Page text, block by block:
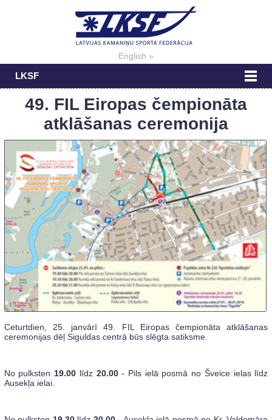
English »
LKSF
49. FIL Eiropas čempionāta
atklāšanas ceremonija
Ceturtdien, 25. janvārī 49. FIL Eiropas čempionāta atklāšanas
ceremonijas dēļ Siguldas centrā būs slēgta satiksme.
No pulksten 19.00 līdz 20.00- Pils ielā posmā no Šveice ielas līdz
Ausekļa ielai.